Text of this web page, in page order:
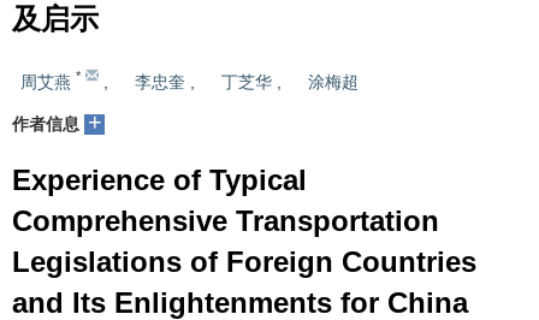
及启示
周艾燕 * 李忠奎 丁芝华 涂梅超
作者信息 +
Experience of Typical
Comprehensive Transportation
Legislations of Foreign Countries
and Its Enlightenments for China